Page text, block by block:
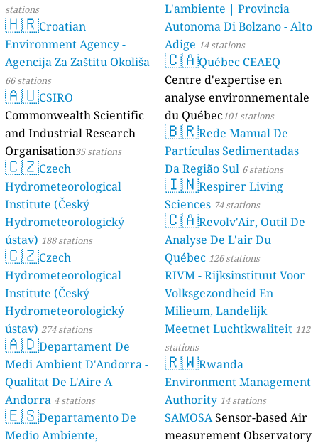
stations
🇭🇷Croatian
Environment Agency -
Agencija Za Zaštitu Okoliša
66 stations
🇦🇺CSIRO
Commonwealth Scientific
and Industrial Research
Organisation35 stations
🇨🇿Czech
Hydrometeorological
Institute (Český
Hydrometeorologický
ústav) 188 stations
🇨🇿Czech
Hydrometeorological
Institute (Český
Hydrometeorologický
ústav) 274 stations
🇦🇩Departament De
Medi Ambient D'Andorra -
Qualitat De L'Aire A
Andorra 4 stations
🇪🇸Departamento De
Medio Ambiente,
L'ambiente | Provincia
Autonoma Di Bolzano - Alto
Adige 14 stations
🇨🇦Québec CEAEQ
Centre d'expertise en
analyse environnementale
du Québec101 stations
🇧🇷Rede Manual De
Partículas Sedimentadas
Da Região Sul 6 stations
🇮🇳Respirer Living
Sciences 74 stations
🇨🇦Revolv'Air, Outil De
Analyse De L'air Du
Québec 126 stations
RIVM - Rijksinstituut Voor
Volksgezondheid En
Milieum, Landelijk
Meetnet Luchtkwaliteit 112
stations
🇷🇼Rwanda
Environment Management
Authority 14 stations
SAMOSASensor-based Air
measurement Observatory